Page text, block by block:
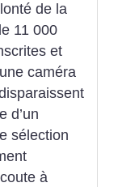
de la
11 000
et
caméra
d’un
sélection
à